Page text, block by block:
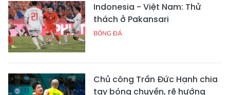
Indonesia - Việt Nam: Thử
thách ở Pakansari
BÓNG ĐÁ
Chủ công Trần Đức Hạnh chia
tay bóng chuyền, rẽ hướng